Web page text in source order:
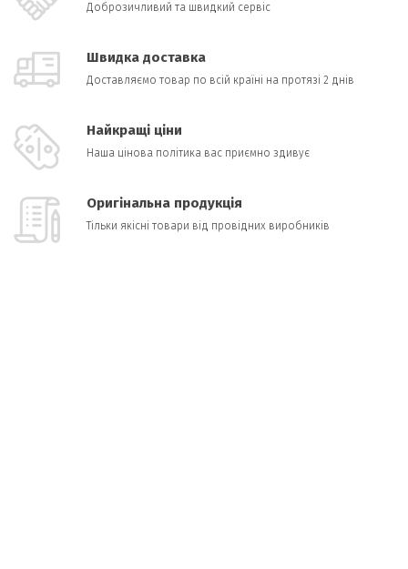
Доброзичливий та швидкий сервіс
Швидка доставка
Доставляємо товар по всій країні на протязі 2 днів
Найкращі ціни
Наша цінова політика вас приємно здивує
Оригінальна продукція
Тільки якісні товари від провідних виробників